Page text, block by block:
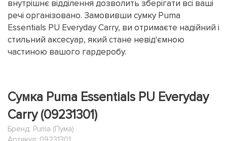
внутрішнє відділення дозволить зберігати всі ваші
речі організовано. Замовивши сумку Puma
Essentials PU Everyday Carry, ви отримаєте надійний і
стильний аксесуар, який стане невід'ємною
частиною вашого гардеробу.
Сумка Puma Essentials PU Everyday
Carry (09231301)
Бренд: Puma (Пума)